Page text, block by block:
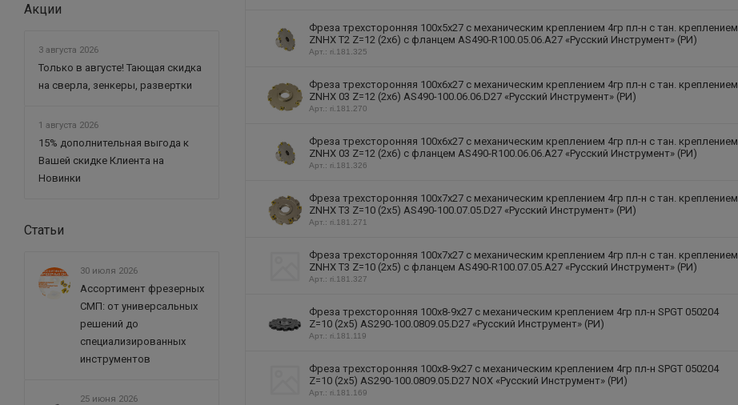
Фреза трехсторонняя 100х5х27 с механическим креплением 4гр пл-н с тан. креплением
ZNHX T2 Z=12 (2х6) с фланцем AS490-R100.05.06.A27 «Русский Инструмент» (РИ)
Арт.: ri.181.325
Фреза трехсторонняя 100х6х27 с механическим креплением 4гр пл-н с тан. креплением
ZNHX 03 Z=12 (2х6) AS490-100.06.06.D27 «Русский Инструмент» (РИ)
Арт.: ri.181.270
Фреза трехсторонняя 100х6х27 с механическим креплением 4гр пл-н с тан. креплением
ZNHX 03 Z=12 (2х6) с фланцем AS490-R100.06.06.A27 «Русский Инструмент» (РИ)
Арт.: ri.181.326
Фреза трехсторонняя 100х7х27 с механическим креплением 4гр пл-н с тан. креплением
ZNHX T3 Z=10 (2х5) AS490-100.07.05.D27 «Русский Инструмент» (РИ)
Арт.: ri.181.271
Фреза трехсторонняя 100х7х27 с механическим креплением 4гр пл-н с тан. креплением
ZNHX T3 Z=10 (2х5) с фланцем AS490-R100.07.05.A27 «Русский Инструмент» (РИ)
Арт.: ri.181.327
Фреза трехсторонняя 100х8-9х27 с механическим креплением 4гр пл-н SPGT 050204
Z=10 (2х5) AS290-100.0809.05.D27 «Русский Инструмент» (РИ)
Арт.: ri.181.119
Фреза трехсторонняя 100х8-9х27 с механическим креплением 4гр пл-н SPGT 050204
Z=10 (2х5) AS290-100.0809.05.D27 NOX «Русский Инструмент» (РИ)
Арт.: ri.181.169
Акции
3 августа 2026
Только в августе! Тающая скидка
на сверла, зенкеры, развертки
1 августа 2026
15% дополнительная выгода к
Вашей скидке Клиента на
Новинки
Статьи
30 июля 2026
Ассортимент фрезерных
СМП: от универсальных
решений до
специализированных
инструментов
25 июня 2026